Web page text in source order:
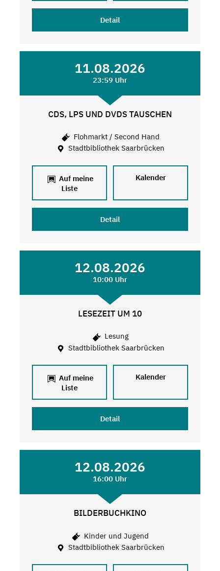
Detail
11.08.2026
23:59 Uhr
CDS, LPS UND DVDS TAUSCHEN
Flohmarkt / Second Hand
Stadtbibliothek Saarbrücken
Auf meine
Liste
Kalender
Detail
12.08.2026
10:00 Uhr
LESEZEIT UM 10
Lesung
Stadtbibliothek Saarbrücken
Auf meine
Liste
Kalender
Detail
12.08.2026
16:00 Uhr
BILDERBUCHKINO
Kinder und Jugend
Stadtbibliothek Saarbrücken